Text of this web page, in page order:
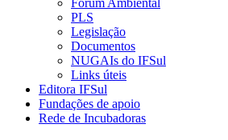
PLS
Legislação
Documentos
NUGAIs do IFSul
Links úteis
Editora IFSul
Fundações de apoio
Rede de Incubadoras